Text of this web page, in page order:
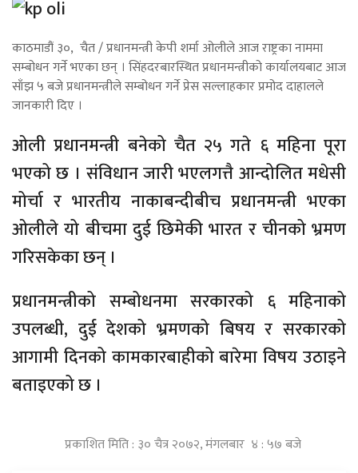
काठमाडौं ३०, चैत / प्रधानमन्त्री केपी शर्मा ओलीले आज राष्ट्रका नाममा
सम्बोधन गर्ने भएका छन् । सिंहदरबारस्थित प्रधानमन्त्रीको कार्यालयबाट आज
साँझ ५ बजे प्रधानमन्त्रीले सम्बोधन गर्ने प्रेस सल्लाहकार प्रमोद दाहालले
जानकारी दिए ।
ओली प्रधानमन्त्री बनेको चैत २५ गते ६ महिना पूरा
भएको छ । संविधान जारी भएलगत्तै आन्दोलित मधेसी
मोर्चा र भारतीय नाकाबन्दीबीच प्रधानमन्त्री भएका
ओलीले यो बीचमा दुई छिमेकी भारत र चीनको भ्रमण
गरिसकेका छन् ।
प्रधानमन्त्रीको सम्बोधनमा सरकारको ६ महिनाको
उपलब्धी, दुई देशको भ्रमणको बिषय र सरकारको
आगामी दिनको कामकारबाहीको बारेमा विषय उठाइने
बताइएको छ ।
प्रकाशित मिति : ३० चैत्र २०७२, मंगलबार ४ : ५७ बजे